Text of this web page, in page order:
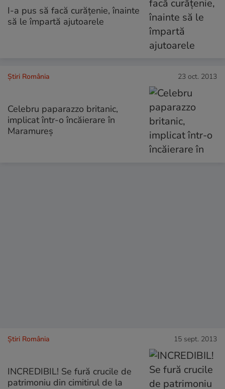
I-a pus să facă curăţenie, înainte
să le împartă ajutoarele
Știri România 23 oct. 2013
Celebru paparazzo britanic,
implicat într-o încăierare în
Maramureş
Știri România 15 sept. 2013
INCREDIBIL! Se fură crucile de
patrimoniu din cimitirul de la